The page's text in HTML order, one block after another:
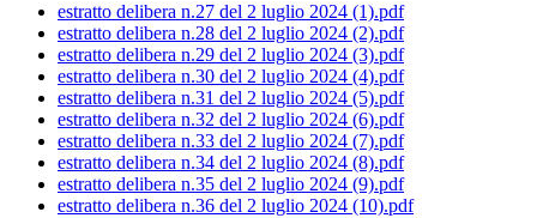
estratto delibera n.27 del 2 luglio 2024 (1).pdf
estratto delibera n.28 del 2 luglio 2024 (2).pdf
estratto delibera n.29 del 2 luglio 2024 (3).pdf
estratto delibera n.30 del 2 luglio 2024 (4).pdf
estratto delibera n.31 del 2 luglio 2024 (5).pdf
estratto delibera n.32 del 2 luglio 2024 (6).pdf
estratto delibera n.33 del 2 luglio 2024 (7).pdf
estratto delibera n.34 del 2 luglio 2024 (8).pdf
estratto delibera n.35 del 2 luglio 2024 (9).pdf
estratto delibera n.36 del 2 luglio 2024 (10).pdf